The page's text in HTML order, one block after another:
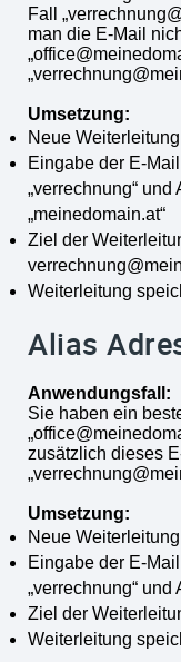
Fall
man die E-Mail
Umsetzung:
Neue
Eingabe der E-
„verrechnung“
„meinedomain.at“
Ziel der
Weiterleitung
Alias
Anwendungsfall:
Sie haben ein
zusätzlich dieses
Umsetzung:
Neue
Eingabe der E-
„verrechnung“
Ziel der
Weiterleitung